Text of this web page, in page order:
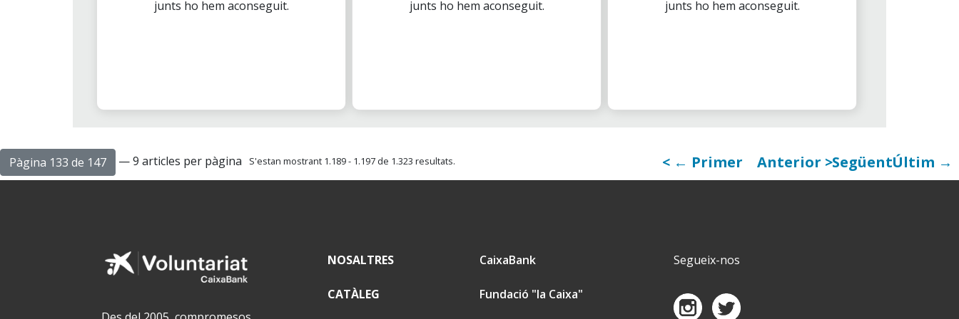
junts ho hem aconseguit.
junts ho hem aconseguit.
junts ho hem aconseguit.
Pàgina 133 de 147 — 9 articles per pàgina S'estan mostrant 1.189 - 1.197 de 1.323 resultats. ← Primer Anterior SegüentÚltim →
NOSALTRES
CATÀLEG
CaixaBank
Fundació "la Caixa"
Segueix-nos